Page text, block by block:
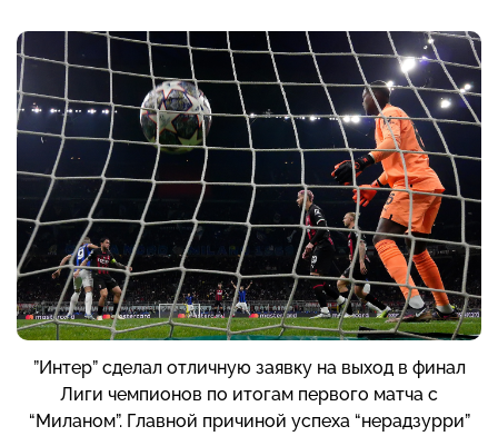
”Интер” сделал отличную заявку на выход в финал
Лиги чемпионов по итогам первого матча с
“Миланом”. Главной причиной успеха “нерадзурри”